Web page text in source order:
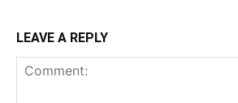
LEAVE A REPLY